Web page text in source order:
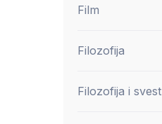
Film
Filozofija
Filozofija i svest